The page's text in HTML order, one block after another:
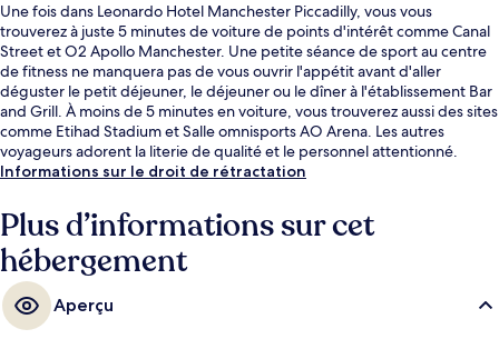
Une fois dans Leonardo Hotel Manchester Piccadilly, vous vous
trouverez à juste 5 minutes de voiture de points d'intérêt comme Canal
Street et O2 Apollo Manchester. Une petite séance de sport au centre
de fitness ne manquera pas de vous ouvrir l'appétit avant d'aller
déguster le petit déjeuner, le déjeuner ou le dîner à l'établissement Bar
and Grill. À moins de 5 minutes en voiture, vous trouverez aussi des sites
comme Etihad Stadium et Salle omnisports AO Arena. Les autres
voyageurs adorent la literie de qualité et le personnel attentionné.
L'hébergement se situe à une très courte distance à pied des transports
Holt Town, à 14 min.
Informations sur le droit de rétractation
Plus d’informations sur cet
hébergement
Aperçu